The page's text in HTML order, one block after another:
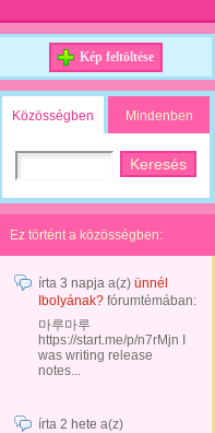
Kép feltöltése
Közösségben Mindenben
Ez történt a közösségben:
írta 3 napja a(z) ünnél
Ibolyának? fórumtémában:
마루마루
https://start.me/p/n7rMjn I
was writing release
notes...
írta 2 hete a(z)